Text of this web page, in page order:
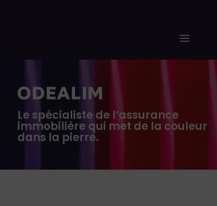
Le spécialiste de l’assurance
immobilière qui met de la couleur
dans la pierre.